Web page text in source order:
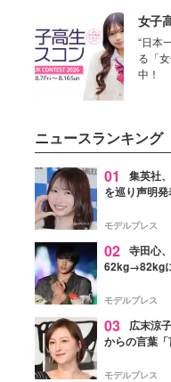
女子
“日本
る「
中！
ニュースランキング
01
集英社
を巡り声明
モデルプレス
02 寺田心
62kg→82kg
「かっこいい
モデルプレス
03
広末涼
からの言葉
モデルプレス